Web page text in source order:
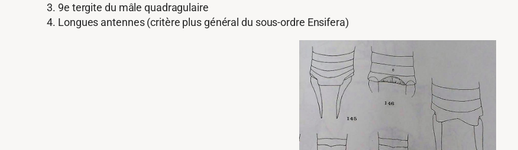
9e tergite du mâle quadragulaire
Longues antennes (critère plus général du sous-ordre Ensifera)